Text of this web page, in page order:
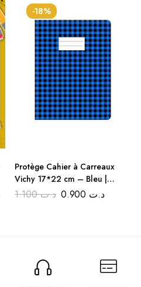
-18%
Protège Cahier à Carreaux
Vichy 17*22 cm – Bleu |
Couvre Livres Rentrée Discount
د.ت1.100 د.ت